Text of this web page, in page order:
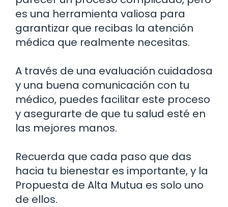
es una herramienta valiosa para
garantizar que recibas la atención
médica que realmente necesitas.
A través de una evaluación cuidadosa
y una buena comunicación con tu
médico, puedes facilitar este proceso
y asegurarte de que tu salud esté en
las mejores manos.
Recuerda que cada paso que das
hacia tu bienestar es importante, y la
Propuesta de Alta Mutua es solo uno
de ellos.